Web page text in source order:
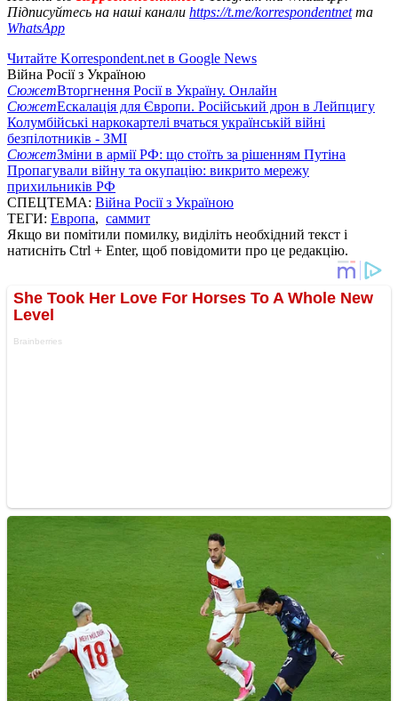
Підписуйтесь на наші канали https://t.me/korrespondentnetта
WhatsApp
Читайте Korrespondent.net в Google News
Війна Росії з Україною
СюжетВторгнення Росії в Україну. Онлайн
СюжетЕскалація для Європи. Російський дрон в Лейпцигу
Колумбійські наркокартелі вчаться українській війні
безпілотників - ЗМІ
СюжетЗміни в армії РФ: що стоїть за рішенням Путіна
Пропагували війну та окупацію: викрито мережу
прихильників РФ
СПЕЦТЕМА: Війна Росії з Україною
ТЕГИ: Европа, саммит
Якщо ви помітили помилку, виділіть необхідний текст і
натисніть Ctrl + Enter, щоб повідомити про це редакцію.